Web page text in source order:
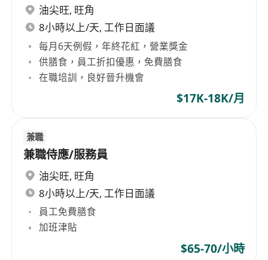
油尖旺, 旺角
8小時以上/天, 工作日面議
每月6天例假，年終花紅，營業獎金
供膳食，員工折扣優惠，免費膳食
在職培訓，良好晉升機會
$17K-18K/月
兼職
兼職侍應/服務員
油尖旺, 旺角
8小時以上/天, 工作日面議
員工免費膳食
加班津貼
$65-70/小時